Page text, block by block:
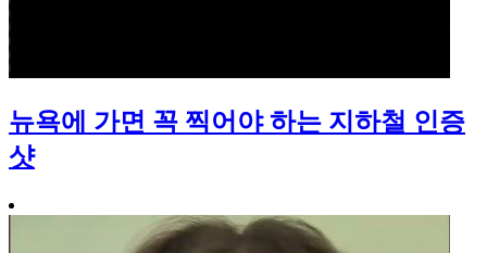
뉴욕에 가면 꼭 찍어야 하는 지하철 인증
샷